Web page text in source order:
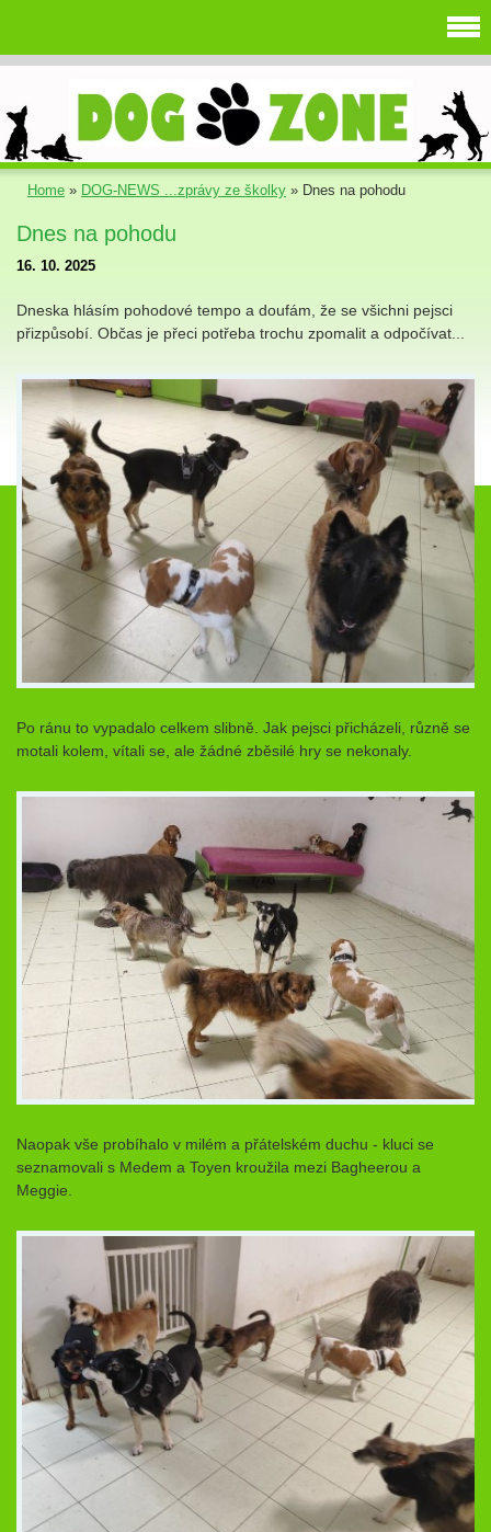
Home » DOG-NEWS ...zprávy ze školky » Dnes na pohodu
Dnes na pohodu
16. 10. 2025
Dneska hlásím pohodové tempo a doufám, že se všichni pejsci
přizpůsobí. Občas je přeci potřeba trochu zpomalit a odpočívat...
Po ránu to vypadalo celkem slibně. Jak pejsci přicházeli, různě se
motali kolem, vítali se, ale žádné zběsilé hry se nekonaly.
Naopak vše probíhalo v milém a přátelském duchu - kluci se
seznamovali s Medem a Toyen kroužila mezi Bagheerou a
Meggie.